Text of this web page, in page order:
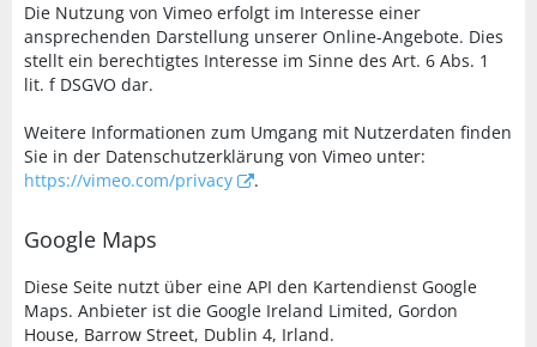
Die Nutzung von Vimeo erfolgt im Interesse einer
ansprechenden Darstellung unserer Online-Angebote. Dies
stellt ein berechtigtes Interesse im Sinne des Art. 6 Abs. 1
lit. f DSGVO dar.
Weitere Informationen zum Umgang mit Nutzerdaten finden
Sie in der Datenschutzerklärung von Vimeo unter:
https://vimeo.com/privacy
.
Google Maps
Diese Seite nutzt über eine API den Kartendienst Google
Maps. Anbieter ist die Google Ireland Limited, Gordon
House, Barrow Street, Dublin 4, Irland.